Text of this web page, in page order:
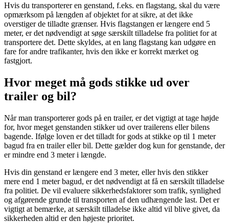
Hvis du transporterer en genstand, f.eks. en flagstang, skal du være
opmærksom på længden af ​​objektet for at sikre, at det ikke
overstiger de tilladte grænser. Hvis flagstangen er længere end 5
meter, er det nødvendigt at søge særskilt tilladelse fra politiet for at
transportere det. Dette skyldes, at en lang flagstang kan udgøre en
fare for andre trafikanter, hvis den ikke er korrekt mærket og
fastgjort.
Hvor meget må gods stikke ud over
trailer og bil?
Når man transporterer gods på en trailer, er det vigtigt at tage højde
for, hvor meget genstanden stikker ud over trailerens eller bilens
bagende. Ifølge loven er det tilladt for gods at stikke op til 1 meter
bagud fra en trailer eller bil. Dette gælder dog kun for genstande, der
er mindre end 3 meter i længde.
Hvis din genstand er længere end 3 meter, eller hvis den stikker
mere end 1 meter bagud, er det nødvendigt at få en særskilt tilladelse
fra politiet. De vil evaluere sikkerhedsfaktorer som trafik, synlighed
og afgørende grunde til transporten af den udhængende last. Det er
vigtigt at bemærke, at særskilt tilladelse ikke altid vil blive givet, da
sikkerheden altid er den højeste prioritet.